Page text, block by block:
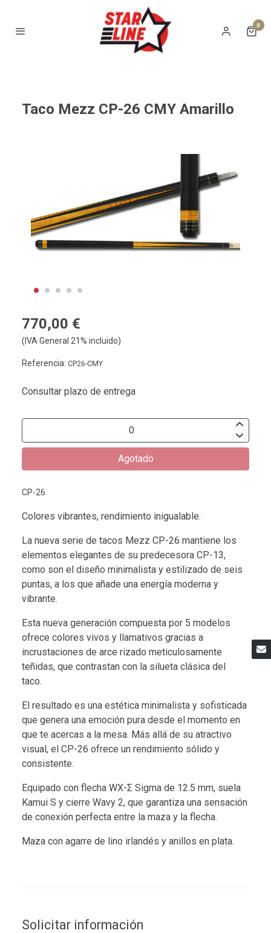
0
Taco Mezz CP-26 CMY Amarillo
770,00 €
(IVA General 21% incluido)
Referencia: CP26-CMY
Consultar plazo de entrega
Agotado
CP-26
Colores vibrantes, rendimiento inigualable.
La nueva serie de tacos Mezz CP-26 mantiene los
elementos elegantes de su predecesora CP-13,
como son el diseño minimalista y estilizado de seis
puntas, a los que añade una energía moderna y
vibrante.
Esta nueva generación compuesta por 5 modelos
ofrece colores vivos y llamativos gracias a
incrustaciones de arce rizado meticulosamente
teñidas, que contrastan con la silueta clásica del
taco.
El resultado es una estética minimalista y sofisticada
que genera una emoción pura desde el momento en
que te acercas a la mesa. Más allá de su atractivo
visual, el CP-26 ofrece un rendimiento sólido y
consistente.
Equipado con flecha WX-Σ Sigma de 12.5 mm, suela
Kamui S y cierre Wavy 2, que garantiza una sensación
de conexión perfecta entre la maza y la flecha.
Maza con agarre de lino irlandés y anillos en plata.
Solicitar información